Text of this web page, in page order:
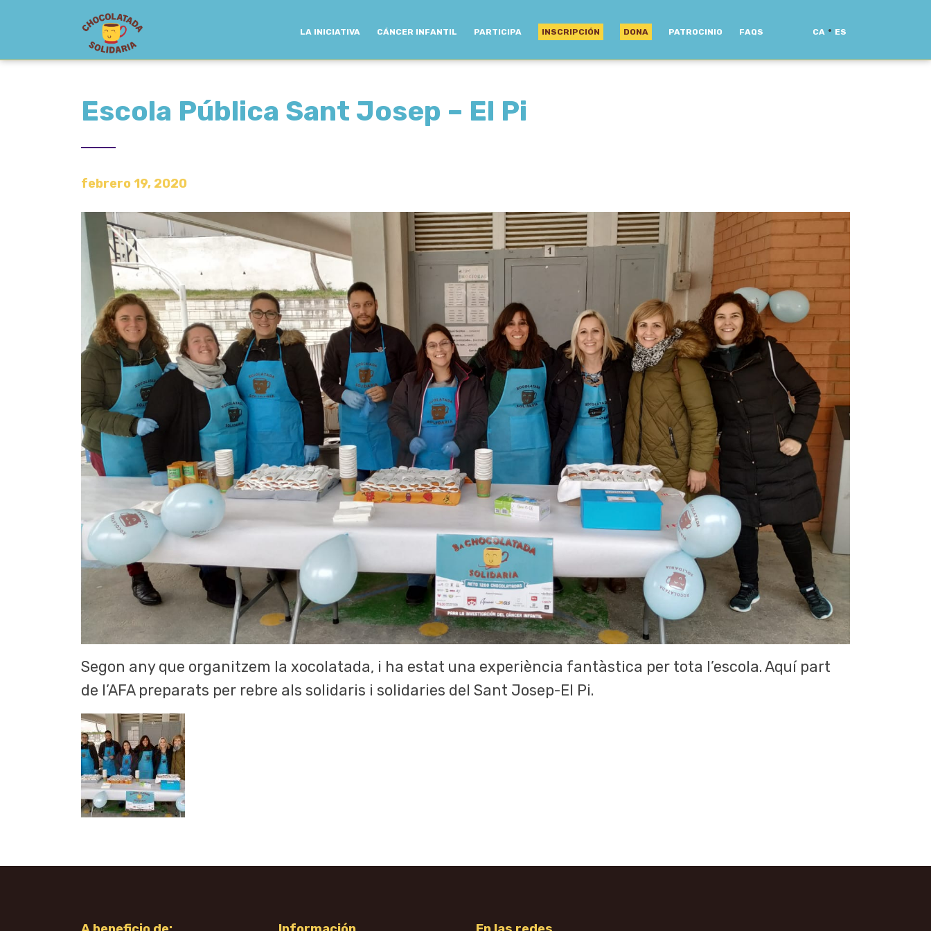
LA INICIATIVA CÁNCER INFANTIL PARTICIPA INSCRIPCIÓN DONA PATROCINIO FAQS CA · ES
Escola Pública Sant Josep – El Pi
febrero 19, 2020
Segon any que organitzem la xocolatada, i ha estat una experiència fantàstica per tota l’escola. Aquí part
de l’AFA preparats per rebre als solidaris i solidaries del Sant Josep-El Pi.